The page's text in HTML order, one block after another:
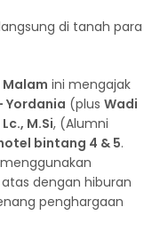
di tanah para
Malam ini mengajak
Yordania (plus Wadi
M.Si, (Alumni
bintang 4 & 5.
menggunakan
dengan hiburan
penghargaan